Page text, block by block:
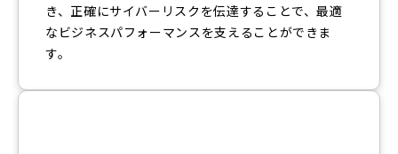
き、正確にサイバーリスクを伝達することで、最適
なビジネスパフォーマンスを支えることができま
す。